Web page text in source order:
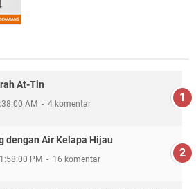
At-Tin
AM 4 komentar
dengan Air Kelapa Hijau
PM 16 komentar